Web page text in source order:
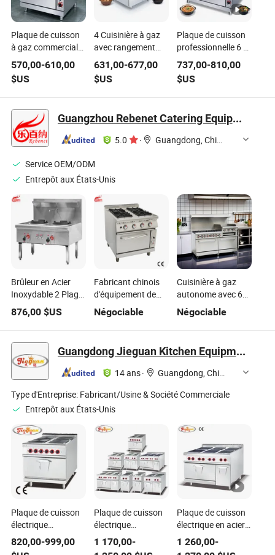
Plaque de cuisson
à gaz commerciale
avec four 4 bruleur
en acier inoxydable
haute puissance
pour restaurant
cuisine traiteur
hôtel cuisinière à
gaz robuste
570,00-610,00
$US
4 Cuisinière à gaz
avec rangement
sous le brûleur, en
acier inoxydable
lourd pour cuisine
commerciale
631,00-677,00
$US
Plaque de cuisson
professionnelle 6 à
gaz avec four
intégré, corps en
acier inoxydable
haute efficacité
commerciale
737,00-810,00
$US
Guangzhou Rebenet Catering Equipment Manufacturing Co., Ltd.
5.0 · Guangdong, China
Service OEM/ODM
Entrepôt aux États-Unis
Brûleur en Acier
Inoxydable 2 Plage
de Wok
Commerciale
Rideau d'Eau &
Robinet Pivotant
Inclus (GWR-2)
876,00 $US
Fabricant chinois
d'équipement de
restaurant 90cm
Commercial 4
Cuisinière à gaz
inoxydable (9G-RQ-
4)
Négociable
Cuisinière à gaz
autonome avec 6
brûleurs avec
double four et
plaque de cuisson à
cuisine commercial
Négociable
Guangdong Jieguan Kitchen Equipment Manufacturing Co., Ltd.
14 ans·
Guangdong, China
Type d'Entreprise: Fabricant/Usine & Société Commerciale
Entrepôt aux États-Unis
Plaque de cuisson
électrique
commerciale avec
four combiné à
820,00-999,00
Plaque de cuisson
électrique
commerciale avec 2
plaques
1 170,00-
Plaque de cuisson
électrique en acier
inoxydable pour
cuisine
1 260,00-